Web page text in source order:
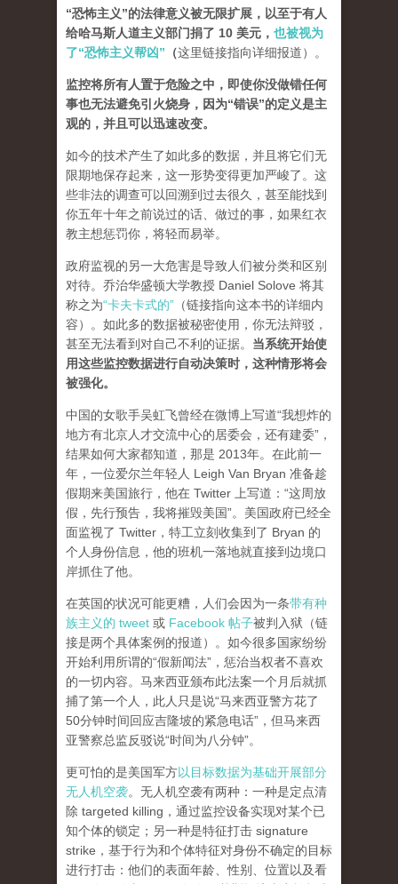
“恐怖主义”的法律意义被无限扩展，以至于有人
给哈马斯人道主义部门捐了 10 美元， 也被视为
了“恐怖主义帮凶” （这里链接指向详细报道）。
监控将所有人置于危险之中，即使你没做错任何
事也无法避免引火烧身，因为“错误”的定义是主
观的，并且可以迅速改变。
如今的技术产生了如此多的数据，并且将它们无
限期地保存起来，这一形势变得更加严峻了。这
些非法的调查可以回溯到过去很久，甚至能找到
你五年十年之前说过的话、做过的事，如果红衣
教主想惩罚你，将轻而易举。
政府监视的另一大危害是导致人们被分类和区别
对待。乔治华盛顿大学教授 Daniel Solove 将其
称之为“卡夫卡式的” （链接指向这本书的详细内
容）。如此多的数据被秘密使用，你无法辩驳，
甚至无法看到对自己不利的证据。 当系统开始使
用这些监控数据进行自动决策时，这种情形将会
被强化。
中国的女歌手吴虹飞曾经在微博上写道“我想炸的
地方有北京人才交流中心的居委会，还有建委”，
结果如何大家都知道，那是 2013年。在此前一
年，一位爱尔兰年轻人 Leigh Van Bryan 准备趁
假期来美国旅行，他在 Twitter 上写道：“这周放
假，先行预告，我将摧毁美国”。美国政府已经全
面监视了 Twitter，特工立刻收集到了 Bryan 的
个人身份信息，他的班机一落地就直接到边境口
岸抓住了他。
在英国的状况可能更糟，人们会因为一条带有种
族主义的 tweet 或 Facebook 帖子被判入狱（链
接是两个具体案例的报道）。如今很多国家纷纷
开始利用所谓的“假新闻法”，惩治当权者不喜欢
的一切内容。马来西亚颁布此法案一个月后就抓
捕了第一个人，此人只是说“马来西亚警方花了
50分钟时间回应吉隆坡的紧急电话”，但马来西
亚警察总监反驳说“时间为八分钟”。
更可怕的是美国军方以目标数据为基础开展部分
无人机空袭。无人机空袭有两种：一种是定点清
除 targeted killing，通过监控设备实现对某个已
知个体的锁定；另一种是特征打击 signature
strike，基于行为和个体特征对身份不确定的目标
进行打击：他们的表面年龄、性别、位置以及看